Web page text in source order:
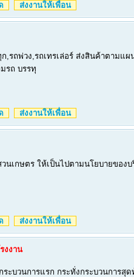
ส่งงานให้เพื่อน
,รถพ่วง,รถเทรเล่อร์ ส่งสินค้าตามแผ
รถ บรรทุ
ส่งงานให้เพื่อน
นเกษตร ให้เป็นไปตามนโยบายของ
ส่งงานให้เพื่อน
งงาน
ะบวนการแรก กระทั่งกระบวนการสุ